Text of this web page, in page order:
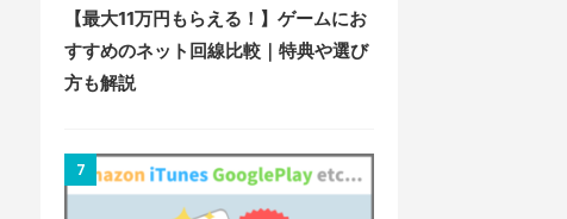
【最大11万円もらえる！】ゲームにお
すすめのネット回線比較｜特典や選び
方も解説
7